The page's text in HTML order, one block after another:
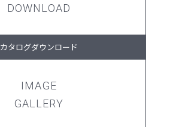
DOWNLOAD
カタログダウンロード
IMAGE
GALLERY